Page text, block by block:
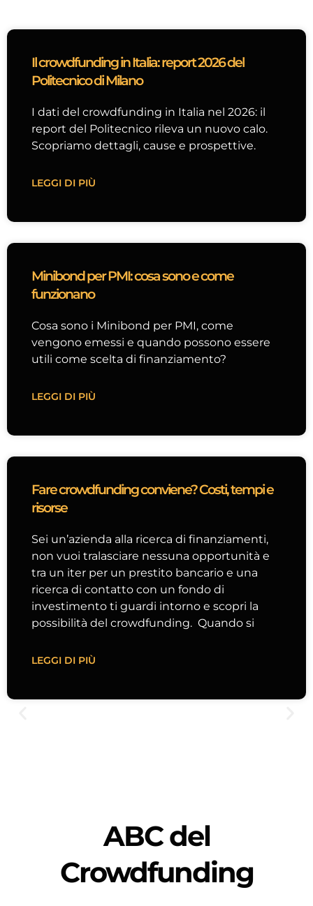
Il crowdfunding in Italia: report 2026 del
Politecnico di Milano
I dati del crowdfunding in Italia nel 2026: il
report del Politecnico rileva un nuovo calo.
Scopriamo dettagli, cause e prospettive.
LEGGI DI PIÙ
Minibond per PMI: cosa sono e come
funzionano
Cosa sono i Minibond per PMI, come
vengono emessi e quando possono essere
utili come scelta di finanziamento?
LEGGI DI PIÙ
Fare crowdfunding conviene? Costi, tempi e
risorse
Sei un’azienda alla ricerca di finanziamenti,
non vuoi tralasciare nessuna opportunità e
tra un iter per un prestito bancario e una
ricerca di contatto con un fondo di
investimento ti guardi intorno e scopri la
possibilità del crowdfunding. Quando si
LEGGI DI PIÙ
ABC del
Crowdfunding